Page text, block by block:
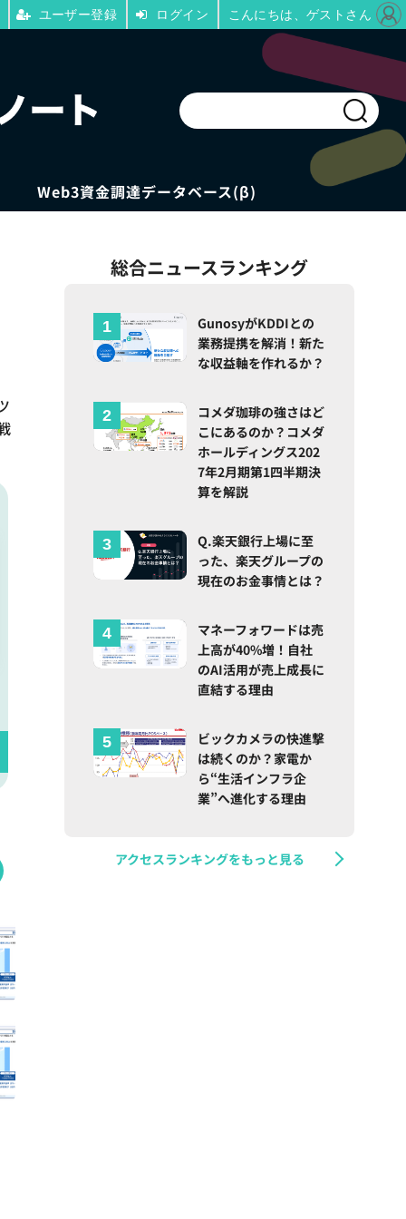
Web3資金調達データベース(β)
総合ニュースランキング
GunosyがKDDIとの
業務提携を解消！新た
な収益軸を作れるか？
コメダ珈琲の強さはど
こにあるのか？コメダ
ホールディングス202
7年2月期第1四半期決
算を解説
Q.楽天銀行上場に至
った、楽天グループの
現在のお金事情とは？
マネーフォワードは売
上高が40%増！自社
のAI活用が売上成長に
直結する理由
ビックカメラの快進撃
は続くのか？家電か
ら“生活インフラ企
業”へ進化する理由
アクセスランキングをもっと見る
ユーザー登録 ログイン こんにちは、ゲストさん